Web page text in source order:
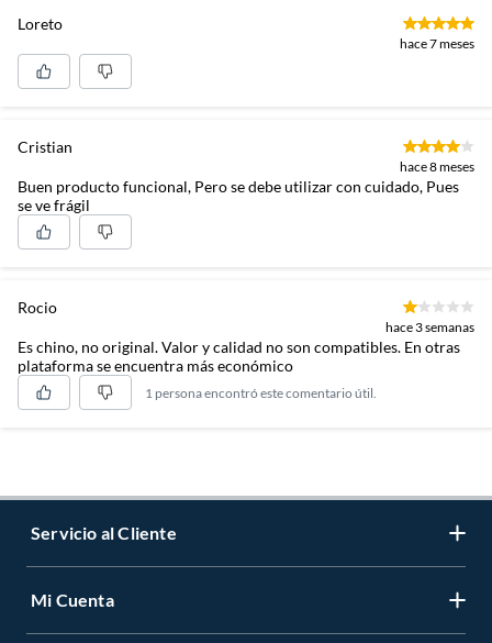
Loreto
hace 7 meses
Cristian
hace 8 meses
Buen producto funcional, Pero se debe utilizar con cuidado, Pues
se ve frágil
Rocio
hace 3 semanas
Es chino, no original. Valor y calidad no son compatibles. En otras
plataforma se encuentra más económico
1 persona encontró este comentario útil.
Servicio al Cliente
Contáctanos
Mi Cuenta